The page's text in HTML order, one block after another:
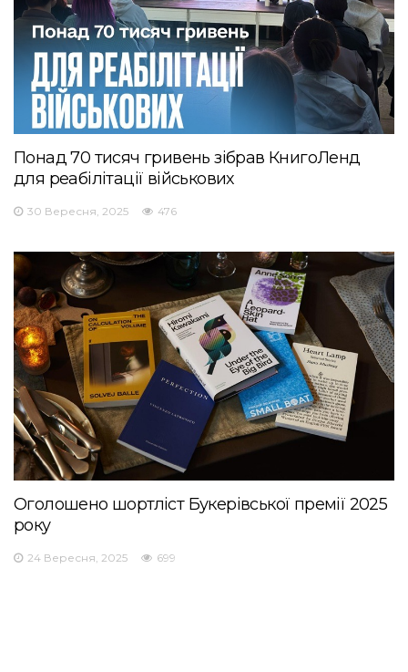
Понад 70 тисяч гривень зібрав КнигоЛенд
для реабілітації військових
30 Вересня, 2025 476
Оголошено шортліст Букерівської премії 2025
року
24 Вересня, 2025 699